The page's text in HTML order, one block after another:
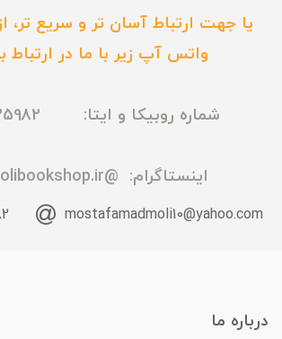
یا جهت ارتباط آسان تر و سریع تر،
واتس آپ زیر با ما در ارتباط
شماره روبیکا و ایتا: 09165435982
اینستاگرام: @madmolibookshop.ir
mostafamadmoli10@yahoo.com
درباره ما